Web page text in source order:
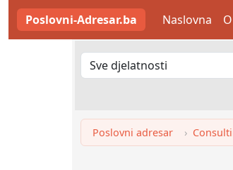
Poslovni-Adresar.ba Naslovna
Poslovni adresar